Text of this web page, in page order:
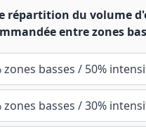
répartition du volume
entre zones
zones basses / 50%
zones basses / 30%